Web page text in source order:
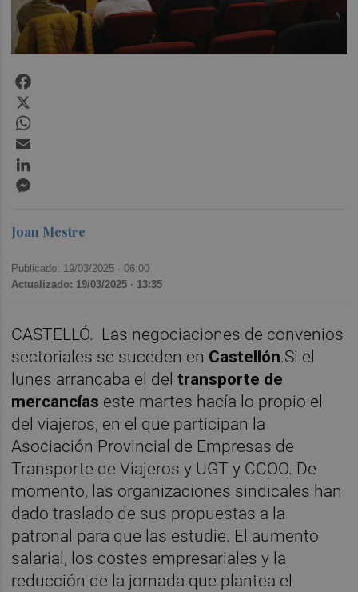
Joan Mestre
Publicado: 19/03/2025 ·06:00
Actualizado: 19/03/2025 · 13:35
CASTELLÓ. Las negociaciones de convenios
sectoriales se suceden en Castellón.Si el
lunes arrancaba el deltransporte de
mercancías este martes hacía lo propio el
del viajeros, en el que participan la
Asociación Provincial de Empresas de
Transporte de Viajeros y UGT y CCOO. De
momento, las organizaciones sindicales han
dado traslado de sus propuestas a la
patronal para que las estudie. El aumento
salarial, los costes empresariales y la
reducción de la jornada que plantea el